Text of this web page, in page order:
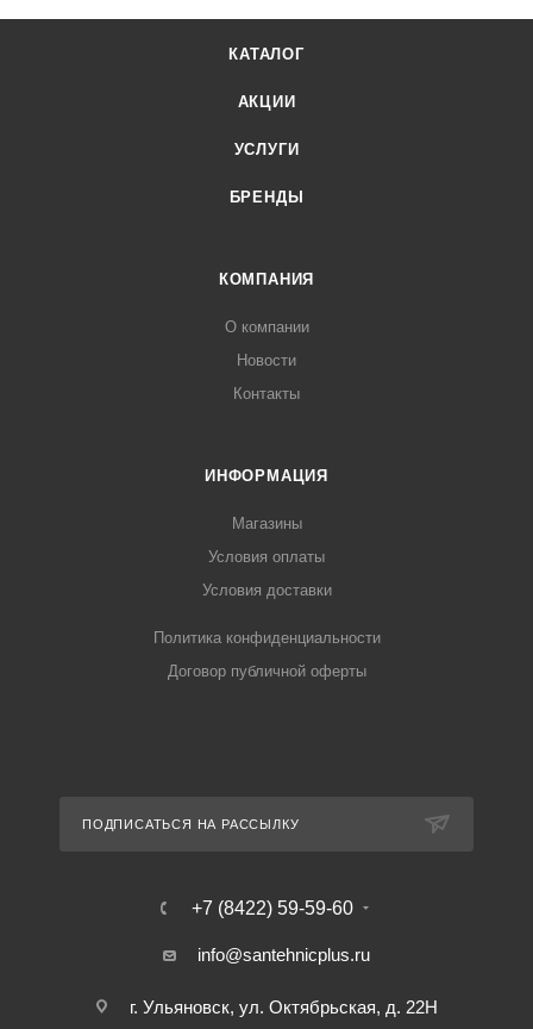
КАТАЛОГ
АКЦИИ
УСЛУГИ
БРЕНДЫ
КОМПАНИЯ
О компании
Новости
Контакты
ИНФОРМАЦИЯ
Магазины
Условия оплаты
Условия доставки
Политика конфиденциальности
Договор публичной оферты
ПОДПИСАТЬСЯ НА РАССЫЛКУ
+7 (8422) 59-59-60
info@santehnicplus.ru
г. Ульяновск, ул. Октябрьская, д. 22Н